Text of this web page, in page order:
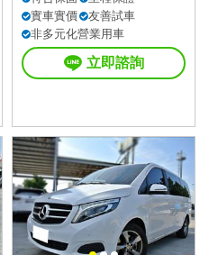
實車實價
友善試車
非多元化營業用車
立即諮詢